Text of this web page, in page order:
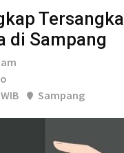
Tersangka
di Sampang
Sampang